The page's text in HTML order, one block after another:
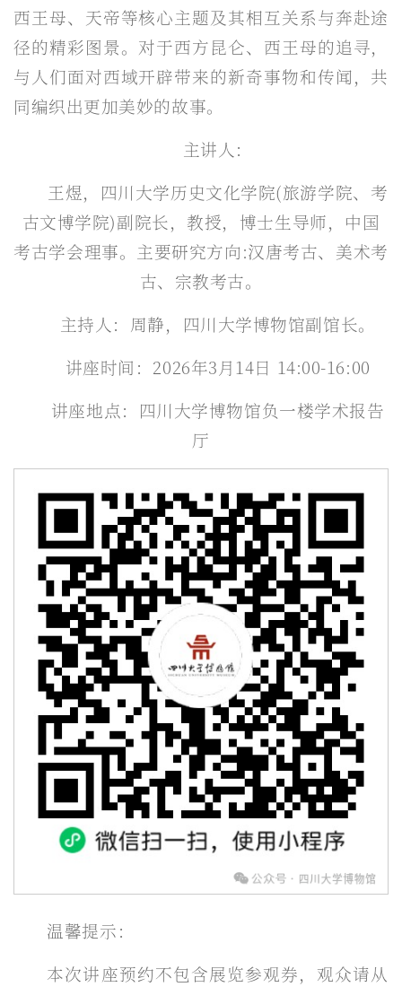
西王母、天帝等核心主题及其相互关系与奔赴途
径的精彩图景。对于西方昆仑、西王母的追寻，
与人们面对西域开辟带来的新奇事物和传闻，共
同编织出更加美妙的故事。
主讲人：
王煜，四川大学历史文化学院(旅游学院、考
古文博学院)副院长，教授，博士生导师，中国
考古学会理事。主要研究方向:汉唐考古、美术考
古、宗教考古。
主持人：周静，四川大学博物馆副馆长。
讲座时间：2026年3月14日 14:00-16:00
讲座地点：四川大学博物馆负一楼学术报告
厅
温馨提示：
本次讲座预约不包含展览参观券，观众请从